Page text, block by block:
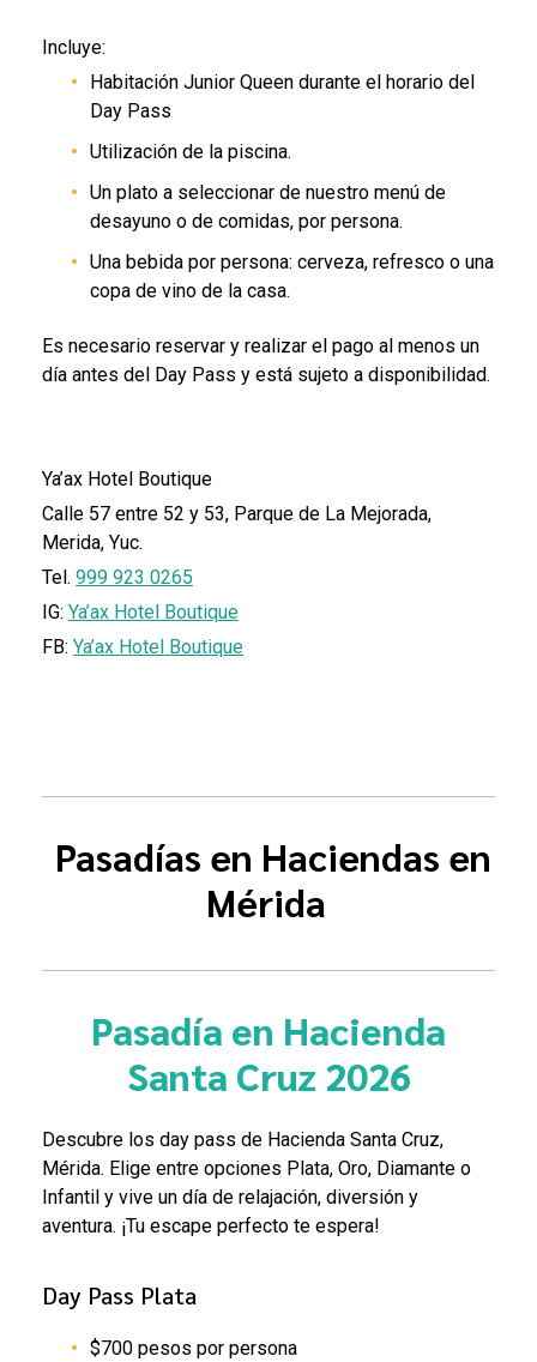
Incluye:
Habitación Junior Queen durante el horario del
Day Pass
Utilización de la piscina.
Un plato a seleccionar de nuestro menú de
desayuno o de comidas, por persona.
Una bebida por persona: cerveza, refresco o una
copa de vino de la casa.
Es necesario reservar y realizar el pago al menos un
día antes del Day Pass y está sujeto a disponibilidad.
Ya’ax Hotel Boutique
Calle 57 entre 52 y 53, Parque de La Mejorada,
Merida, Yuc.
Tel. 999 923 0265
IG: Ya’ax Hotel Boutique
FB: Ya’ax Hotel Boutique
Pasadías en Haciendas en
Mérida
Pasadía en Hacienda
Santa Cruz 2026
Descubre los day pass de Hacienda Santa Cruz,
Mérida. Elige entre opciones Plata, Oro, Diamante o
Infantil y vive un día de relajación, diversión y
aventura. ¡Tu escape perfecto te espera!
Day Pass Plata
$700 pesos por persona